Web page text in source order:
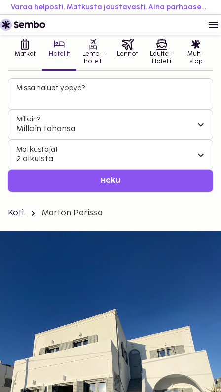
Varaa helposti. Matkusta joustavasti. Aina parhaaseen hintaan.
Matkat Hotellit
Lento +
hotelli
Lennot
Lautta +
Hotelli
Multi-
stop
Missä haluat yöpyä?
Milloin?
Milloin tahansa
Matkustajat
2 aikuista
Haku
Koti Marton Perissa